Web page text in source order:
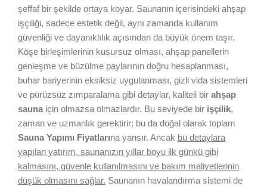
şeffaf bir şekilde ortaya koyar. Saunanın içerisindeki ahşap
işçiliği, sadece estetik değil, aynı zamanda kullanım
güvenliği ve dayanıklılık açısından da büyük önem taşır.
Köşe birleşimlerinin kusursuz olması, ahşap panellerin
genleşme ve büzülme paylarının doğru hesaplanması,
buhar bariyerinin eksiksiz uygulanması, gizli vida sistemleri
ve pürüzsüz zımparalama gibi detaylar, kaliteli bir ahşap
sauna için olmazsa olmazlardır. Bu seviyede bir işçilik,
zaman ve uzmanlık gerektirir; bu da doğal olarak toplam
Sauna Yapımı Fiyatlarına yansır. Ancak bu detaylara
yapılan yatırım, saunanızın yıllar boyu ilk günkü gibi
kalmasını, güvenle kullanılmasını ve bakım maliyetlerinin
düşük olmasını sağlar. Saunanın havalandırma sistemi de